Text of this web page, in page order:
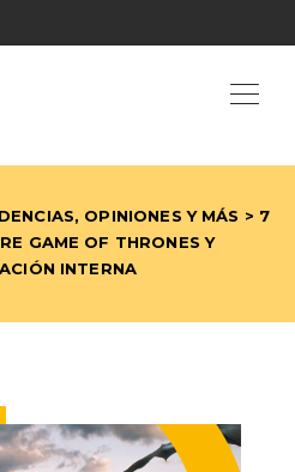
OPINIONES Y MÁS > 7
GAME OF THRONES Y
INTERNA